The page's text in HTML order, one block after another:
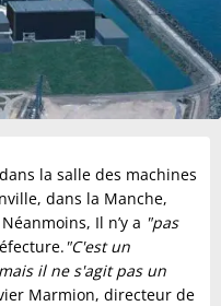
la salle des machines
dans la Manche,
Néanmoins, Il n’y a "pas
"C'est un
il ne s'agit pas un
Marmion, directeur de